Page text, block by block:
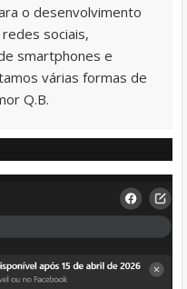
o desenvolvimento
sociais,
smartphones e
várias formas de
Q.B.